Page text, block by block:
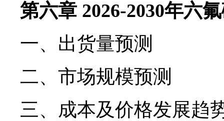
第六章 2026-2030年六
一、出货量预测
二、市场规模预测
三、成本及价格发展趋